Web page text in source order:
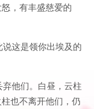
，有丰盛慈爱的
这是领你出埃及的
他们。白昼，云柱
也不离开他们，仍